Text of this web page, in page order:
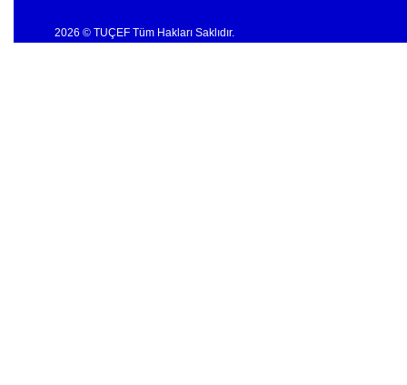
2026 © TUÇEF Tüm Hakları Saklıdır.